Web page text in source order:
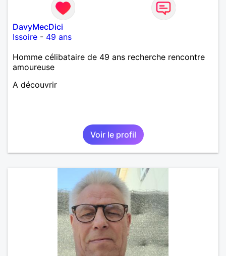
DavyMecDici
Issoire - 49 ans
Homme célibataire de 49 ans recherche rencontre
amoureuse
A découvrir
Voir le profil